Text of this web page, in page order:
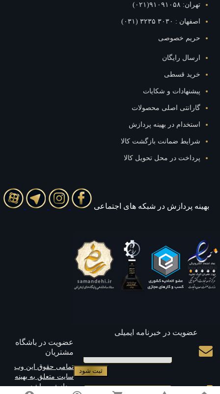
تهران: ۹۱۰۹۱۰۵۸(۰۲۱)
اصفهان : ۳۰۳۰ ۳۲۳۵ (۰۳۱)
حریم خصوصی
ارسال رایگان
خرید قسطی
پیشنهادات و شکایات
گارانتی اصلی محصولات
استخدام در بهینه پردازش
شرایط ضمانت بازگشت کالا
پرداخت در محل تحویل کالا
بهينه پردازش در شبکه های اجتماعی
عضویت در خبرنامه ایمیلی
عضویت در باشگاه
مشتریان
تمامی حقوق این وب
سایت متعلق به بهینه
پردازش میباشد